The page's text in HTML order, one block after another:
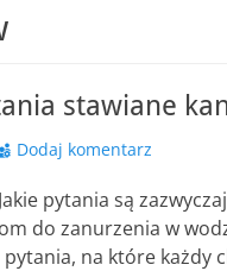
stawiane
Dodaj komentarz
pytania są
do zanurzenia w
pytania, na które każdy